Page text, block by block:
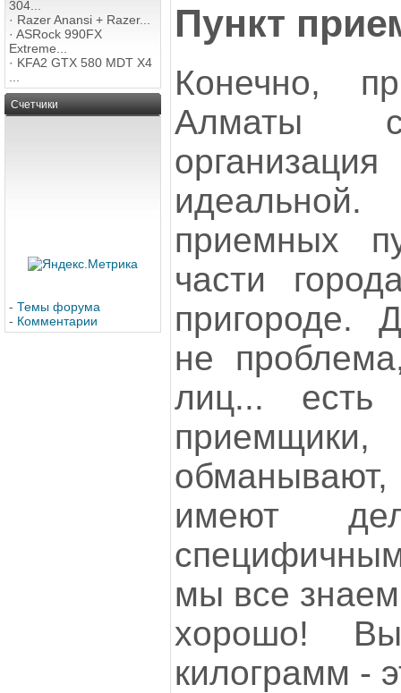
304...
· Razer Anansi + Razer...
· ASRock 990FX
Extreme...
· KFA2 GTX 580 MDT X4
Счетчики
- Темы форума
- Комментарии
Пункт
Конечно,
Алматы
приемных
части
пригороде.
не
лиц... есть
обманывают,
имеют
мы все
хорошо!
килограмм -